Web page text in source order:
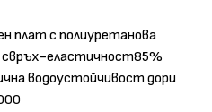
плат с полиуретанова
свръх-еластичност85%
водоустойчивост дори